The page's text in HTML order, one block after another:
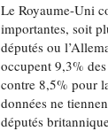
Le Royaume-Uni
importantes, soit
députés ou
occupent 9,3%
contre 8,5% pour
données ne
députés